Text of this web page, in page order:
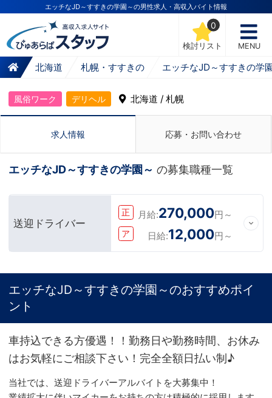
エッチなJD～すすきの学園～の男性求人・高収入バイト情報
検討リスト
0
MENU
北海道 札幌・すすきの エッチなJD～すすきの学
風俗ワーク デリヘル 北海道 / 札幌
求人情報 応募・お問い合わせ
エッチなJD～すすきの学園～ の募集職種一覧
送迎ドライバー
正 月給:270,000円～
ア 日給:12,000円～
エッチなJD～すすきの学園～のおすすめポイ
ント
車持込できる方優遇！！勤務日や勤務時間、お休み
はお気軽にご相談下さい！完全全額日払い制♪
当社では、送迎ドライバーアルバイトを大募集中！